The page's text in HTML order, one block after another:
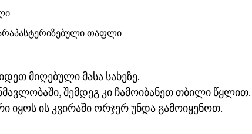
თაფლი
მიღებული მასა სახეზე.
შემდეგ კი ჩამოიბანეთ თბილი წყლით.
იყოს ის კვირაში ორჯერ უნდა გამოიყენოთ.